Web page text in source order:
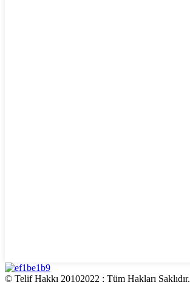
© Telif Hakkı 20102022 : Tüm Hakları Saklıdır.